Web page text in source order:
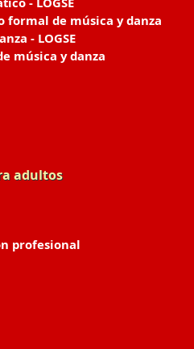
formal de música y danza
- LOGSE
música y danza
adultos
profesional